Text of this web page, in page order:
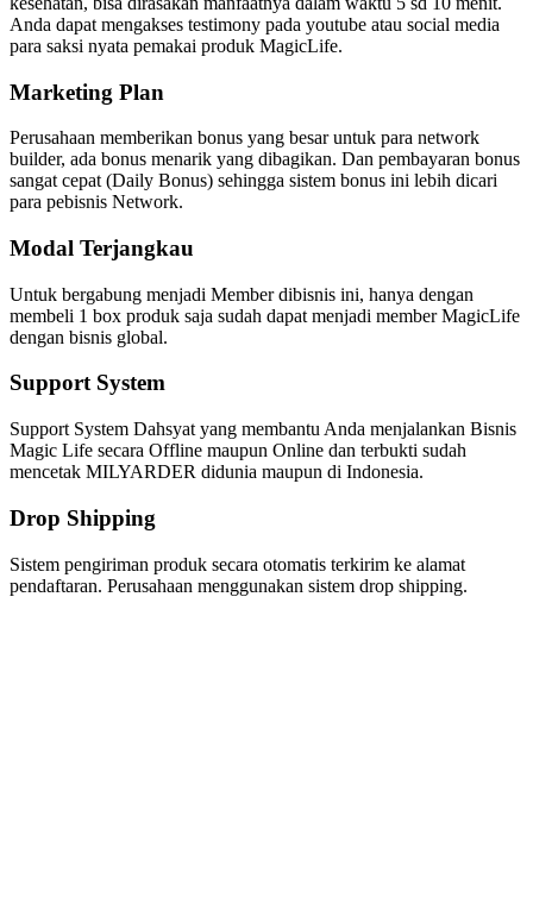
Anda dapat mengakses testimony pada youtube atau social media
para saksi nyata pemakai produk MagicLife.
Marketing Plan
Perusahaan memberikan bonus yang besar untuk para network
builder, ada bonus menarik yang dibagikan. Dan pembayaran bonus
sangat cepat (Daily Bonus) sehingga sistem bonus ini lebih dicari
para pebisnis Network.
Modal Terjangkau
Untuk bergabung menjadi Member dibisnis ini, hanya dengan
membeli 1 box produk saja sudah dapat menjadi member MagicLife
dengan bisnis global.
Support System
Support System Dahsyat yang membantu Anda menjalankan Bisnis
Magic Life secara Offline maupun Online dan terbukti sudah
mencetak MILYARDER didunia maupun di Indonesia.
Drop Shipping
Sistem pengiriman produk secara otomatis terkirim ke alamat
pendaftaran. Perusahaan menggunakan sistem drop shipping.